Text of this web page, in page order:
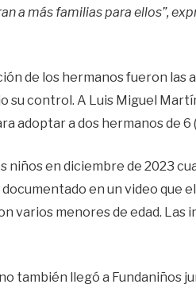
a más familias para ellos”,
de los hermanos fueron las
control. A Luis Miguel
adoptar a dos hermanos de 6
en diciembre de 2023
documentado en un video que
varios menores de edad.
también llegó a Fundaniños